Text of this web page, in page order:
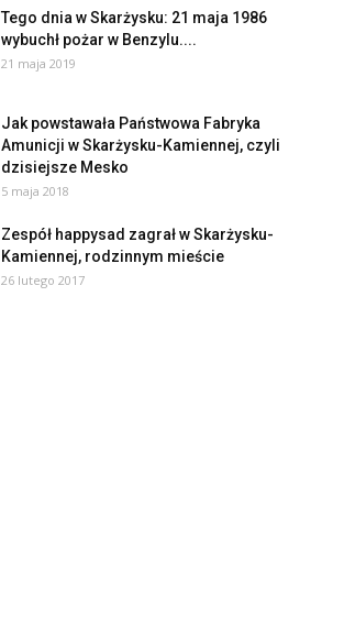
Tego dnia w Skarżysku: 21 maja 1986
wybuchł pożar w Benzylu....
21 maja 2019
Jak powstawała Państwowa Fabryka
Amunicji w Skarżysku-Kamiennej, czyli
dzisiejsze Mesko
5 maja 2018
Zespół happysad zagrał w Skarżysku-
Kamiennej, rodzinnym mieście
26 lutego 2017